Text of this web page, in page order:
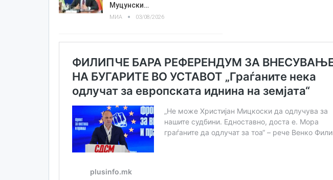
Муцунски…
МИА 03/08/2026